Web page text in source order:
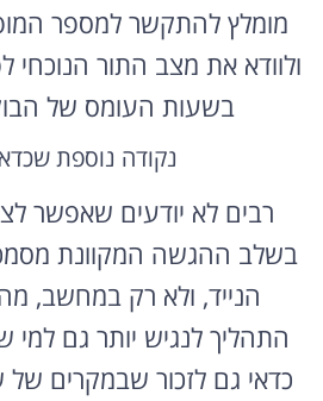
מומלץ להתקשר למספר
ולוודא את מצב התור הנוכחי
בשעות העומס של
נקודה נוספת
רבים לא יודעים שאפשר
בשלב ההגשה המקוונת
הנייד, ולא רק במחשב,
התהליך לנגיש יותר גם למי
כדאי גם לזכור שבמקרים של